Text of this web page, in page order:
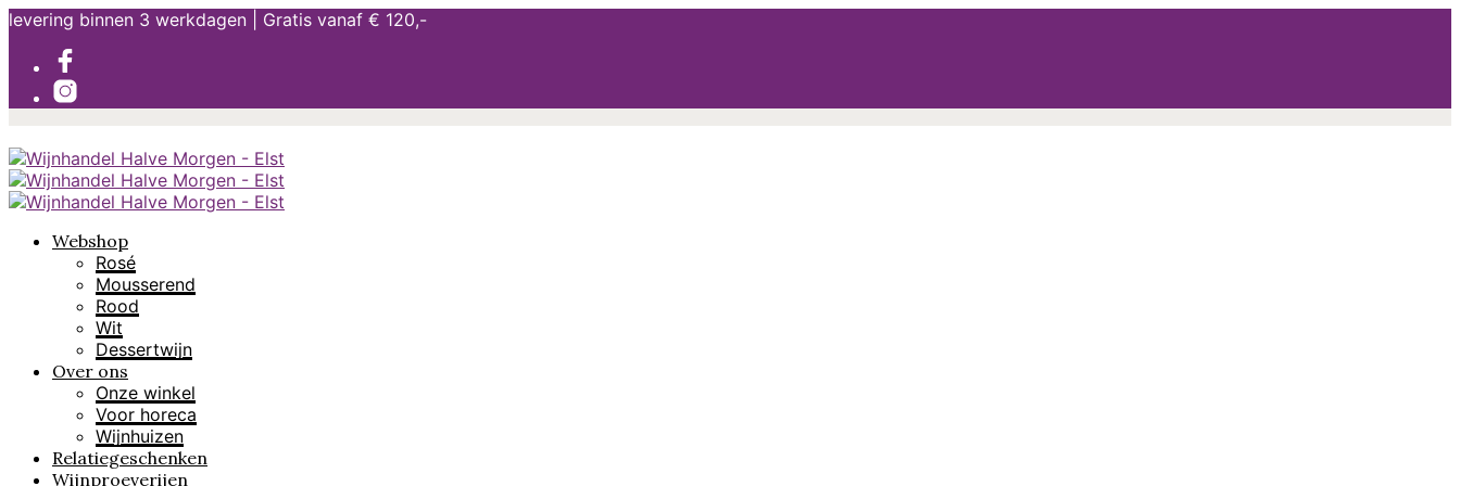
levering binnen 3 werkdagen | Gratis vanaf € 120,-
Webshop
Rosé
Mousserend
Rood
Wit
Dessertwijn
Over ons
Onze winkel
Voor horeca
Wijnhuizen
Relatiegeschenken
Wijnproeverijen